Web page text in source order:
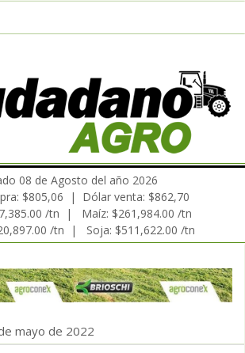
$805,06 | Dólar venta: $862,70
/tn | Maíz: $261,984.00 /tn
/tn | Soja: $511,622.00 /tn
08 de Agosto del año 2026
mayo de 2022